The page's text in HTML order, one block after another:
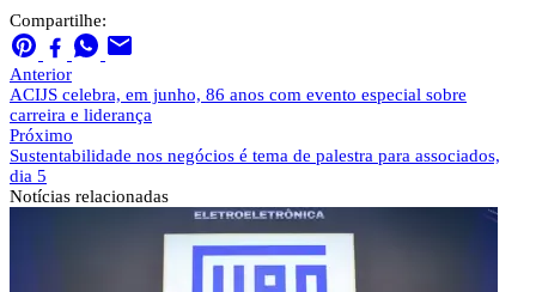
Compartilhe:
Anterior
ACIJS celebra, em junho, 86 anos com evento especial sobre
carreira e liderança
Próximo
Sustentabilidade nos negócios é tema de palestra para associados,
dia 5
Notícias relacionadas